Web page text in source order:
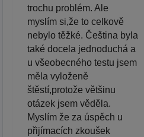
trochu problém. Ale
myslím si,že to celkově
nebylo těžké. Čeština byla
také docela jednoduchá a
u všeobecného testu jsem
měla vyloženě
štěstí,protože většinu
otázek jsem věděla.
Myslím že za úspěch u
přijímacích zkoušek